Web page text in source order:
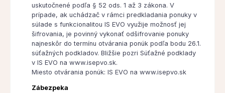
uskutočnené podľa § 52 ods. 1 až 3 zákona. V
prípade, ak uchádzač v rámci predkladania ponuky v
súlade s funkcionalitou IS EVO využije možnosť jej
šifrovania, je povinný vykonať odšifrovanie ponuky
najneskôr do termínu otvárania ponúk podľa bodu 26.1.
súťažných podkladov. Bližšie pozri Súťažné podklady
v IS EVO na www.isepvo.sk.
Miesto otvárania ponúk: IS EVO na www.isepvo.sk
Zábezpeka